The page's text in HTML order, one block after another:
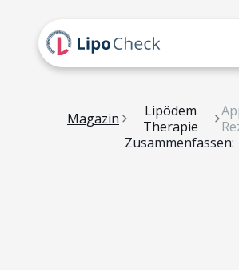
Magazin
Lipödem
Therapie
Zusammenfassen: